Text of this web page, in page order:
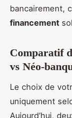
bancairement,
financement
Comparatif
vs Néo-
Le choix de
uniquement
Aujourd’hui,